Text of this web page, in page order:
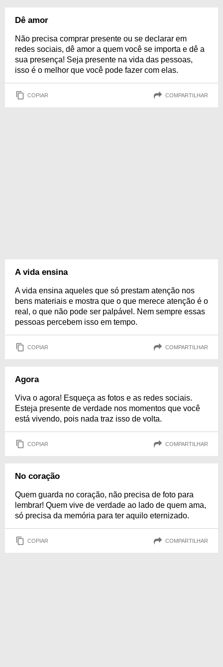
Dê amor
Não precisa comprar presente ou se declarar em
redes sociais, dê amor a quem você se importa e dê a
sua presença! Seja presente na vida das pessoas,
isso é o melhor que você pode fazer com elas.
COPIAR COMPARTILHAR
A vida ensina
A vida ensina aqueles que só prestam atenção nos
bens materiais e mostra que o que merece atenção é o
real, o que não pode ser palpável. Nem sempre essas
pessoas percebem isso em tempo.
COPIAR COMPARTILHAR
Agora
Viva o agora! Esqueça as fotos e as redes sociais.
Esteja presente de verdade nos momentos que você
está vivendo, pois nada traz isso de volta.
COPIAR COMPARTILHAR
No coração
Quem guarda no coração, não precisa de foto para
lembrar! Quem vive de verdade ao lado de quem ama,
só precisa da memória para ter aquilo eternizado.
COPIAR COMPARTILHAR